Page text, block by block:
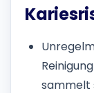
sammelt